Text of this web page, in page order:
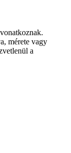
mérete vagy
a